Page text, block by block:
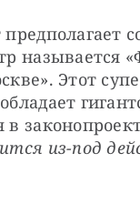
называется
Этот
в
из-под